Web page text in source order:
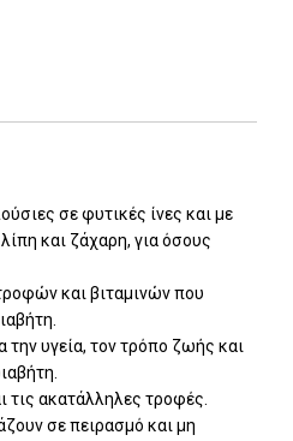
σε φυτικές ίνες και με
και ζάχαρη, για όσους
και βιταμινών που
την υγεία, τον τρόπο ζωής και
τις ακατάλληλες τροφές.
σε πειρασμό και μη